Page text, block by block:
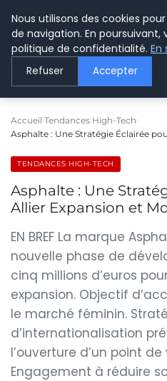
LE
Accueil Tendances High-Tech
Asphalte : Une Stratégie Éclairée
TENDANCES HIGH-TECH
Asphalte : Une
Allier Expansion et
EN BREF La marque
nouvelle phase de
cinq millions d’euros
expansion. Objectif
le marché féminin.
d’internationalisation
l’ouverture d’un point
Engagement à réduire
Nous utilisons des cookies
de navigation. En
politique de confidentialité. En
Refuser Accepter